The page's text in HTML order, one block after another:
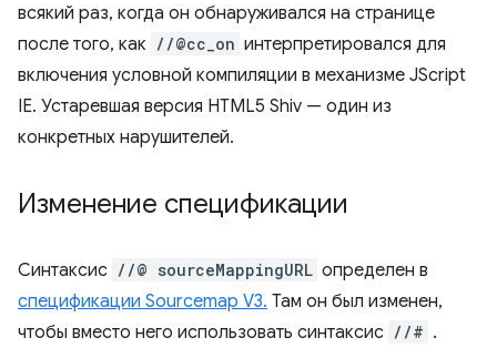
всякий раз, когда он обнаруживался на странице
после того, как //@cc_on интерпретировался для
включения условной компиляции в механизме JScript
IE. Устаревшая версия HTML5 Shiv — один из
конкретных нарушителей.
Изменение спецификации
Синтаксис //@ sourceMappingURL определен в
спецификации Sourcemap V3. Там он был изменен,
чтобы вместо него использовать синтаксис //# .